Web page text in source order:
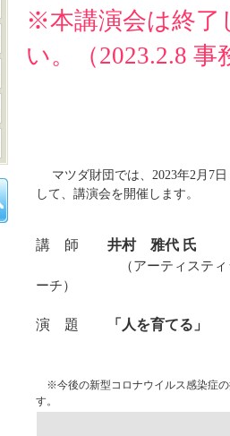
※本講演会は終了
い。（2023.2.8 事
マツダ財団では、2023年2月7
して、講演会を開催します。
講 師 井村 雅代 氏
（アーティスティック
ーチ）
演 題 「人を育てる」
※今後の新型コロナウイルス感染症
す。